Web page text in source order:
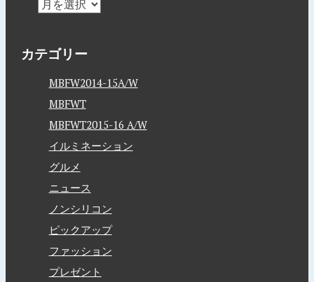
カテゴリー
MBFW2014-15A/W
MBFWT
MBFWT2015-16 A/W
イルミネーション
グルメ
ニュース
ノンシリコン
ピックアップ
ファッション
プレゼント